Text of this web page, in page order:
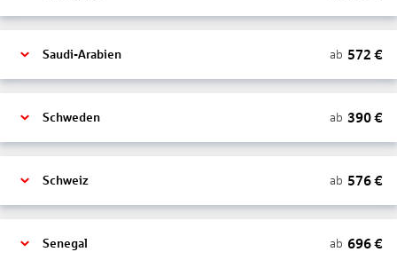
Saudi-Arabien ab 572 €
Schweden ab 390€
Schweiz ab 576€
Senegal ab 696€